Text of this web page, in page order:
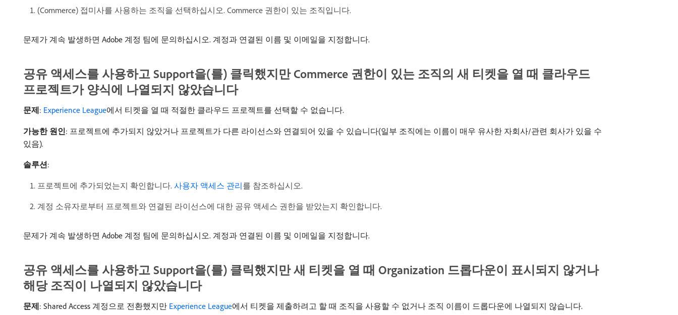
(Commerce) 접미사를 사용하는 조직을 선택하십시오. Commerce 권한이 있는 조직입니다.
문제가 계속 발생하면 Adobe 계정 팀에 문의하십시오. 계정과 연결된 이름 및 이메일을 지정합니다.
공유 액세스를 사용하고 Support을(를) 클릭했지만 Commerce 권한이 있는 조직의 새 티켓을 열 때 클라우드
프로젝트가 양식에 나열되지 않았습니다
문제: Experience League에서 티켓을 열 때 적절한 클라우드 프로젝트를 선택할 수 없습니다.
가능한 원인: 프로젝트에 추가되지 않았거나 프로젝트가 다른 라이선스와 연결되어 있을 수 있습니다(일부 조직에는 이름이 매우 유사한 자회사/관련 회사가 있을 수
있음).
솔루션:
프로젝트에 추가되었는지 확인합니다. 사용자 액세스 관리를 참조하십시오.
계정 소유자로부터 프로젝트와 연결된 라이선스에 대한 공유 액세스 권한을 받았는지 확인합니다.
문제가 계속 발생하면 Adobe 계정 팀에 문의하십시오. 계정과 연결된 이름 및 이메일을 지정합니다.
공유 액세스를 사용하고 Support을(를) 클릭했지만 새 티켓을 열 때 Organization 드롭다운이 표시되지 않거나
해당 조직이 나열되지 않았습니다
문제: Shared Access 계정으로 전환했지만 Experience League에서 티켓을 제출하려고 할 때 조직을 사용할 수 없거나 조직 이름이 드롭다운에 나열되지 않습니다.